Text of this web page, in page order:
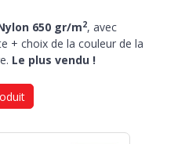
650 gr/m2, avec
+ choix de la couleur de la
Le plus vendu !